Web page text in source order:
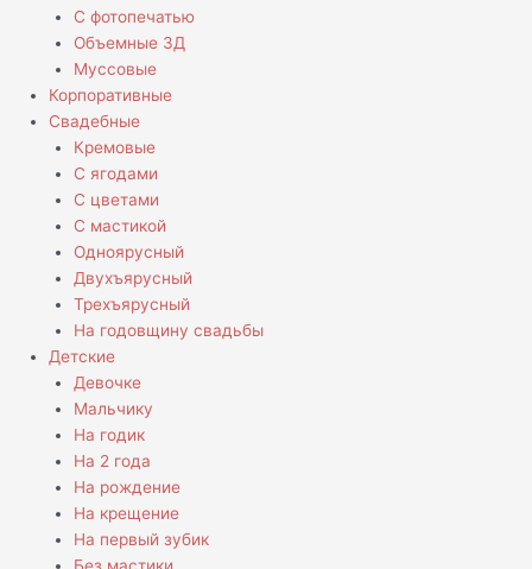
С фотопечатью
Объемные 3Д
Муссовые
Корпоративные
Свадебные
Кремовые
С ягодами
С цветами
С мастикой
Одноярусный
Двухъярусный
Трехъярусный
На годовщину свадьбы
Детские
Девочке
Мальчику
На годик
На 2 года
На рождение
На крещение
На первый зубик